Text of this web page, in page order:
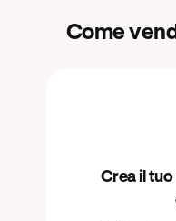
Come
Crea il